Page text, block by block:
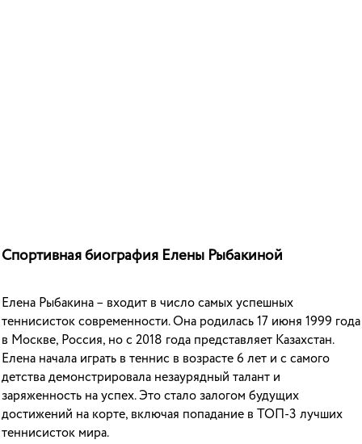
Спортивная биография Елены Рыбакиной
Елена Рыбакина – входит в число самых успешных
теннисисток современности. Она родилась 17 июня 1999 года
в Москве, Россия, но с 2018 года представляет Казахстан.
Елена начала играть в теннис в возрасте 6 лет и с самого
детства демонстрировала незаурядный талант и
заряженность на успех. Это стало залогом будущих
достижений на корте, включая попадание в ТОП-3 лучших
теннисисток мира.